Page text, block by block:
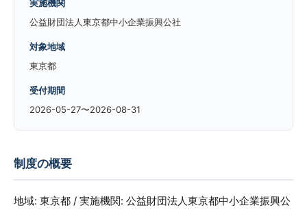
実施機関
公益財団法人東京都中小企業振興公社
対象地域
東京都
受付期間
2026-05-27〜2026-08-31
制度の概要
地域: 東京都 / 実施機関: 公益財団法人東京都中小企業振興公